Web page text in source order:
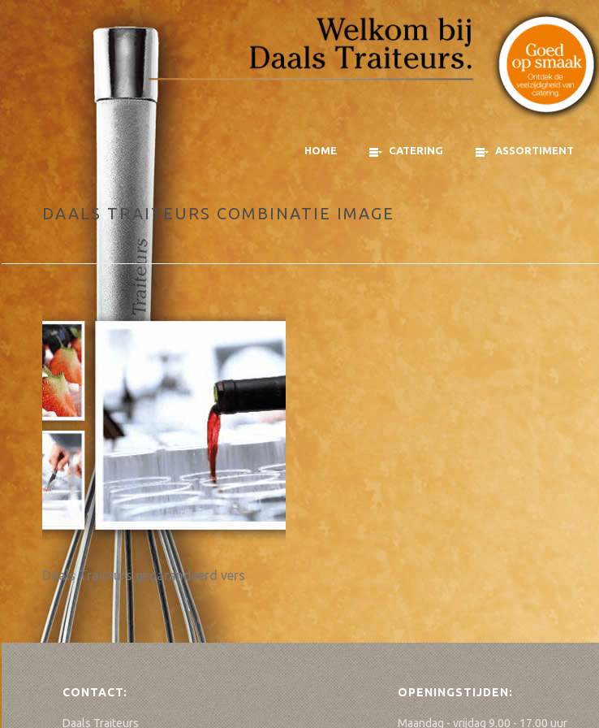
HOME CATERING ASSORTIMENT
DAALS TRAITEURS COMBINATIE IMAGE
Daals Traiteurs gegarandeerd vers
CONTACT:
Daals Traiteurs
OPENINGSTIJDEN:
Maandag - vrijdag 9.00 - 17.00 uur